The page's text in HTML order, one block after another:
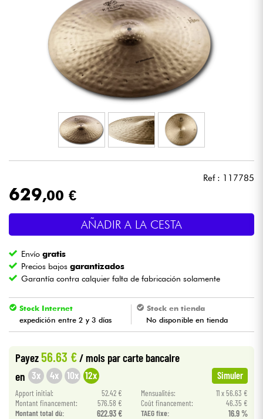
Sintetizadores & samplers
Grabación
Auriculares
Micros
Luces
Vientos
Violines y cuarteto
Cables & Acces.
HiFi
Ref : 117785
629,00 €
AÑADIR A LA CESTA
Envíogratis
Precios bajosgarantizados
Garantía contra calquier falta de fabricación solamente
Stock Internet
expedición entre 2 y 3 días
Stock en tienda
No disponible en tienda
Payez56.63 €/ mois par carte bancaire
en 3x 4x 10x 12x Simuler
Apport initial: 52.42 € Mensualités:
11 x 56.63 €
Montant financement:
576.58 € Coût financement:
46.35 €
Montant total dù:
622.93 € TAEG fixe: 16.9 %